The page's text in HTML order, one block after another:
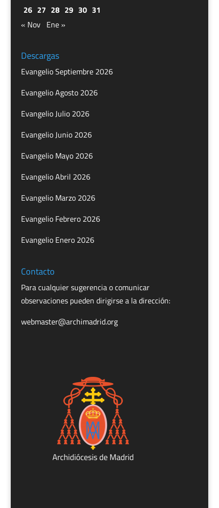
26 27 28 29 30 31
« Nov Ene »
Descargas
Evangelio Septiembre 2026
Evangelio Agosto 2026
Evangelio Julio 2026
Evangelio Junio 2026
Evangelio Mayo 2026
Evangelio Abril 2026
Evangelio Marzo 2026
Evangelio Febrero 2026
Evangelio Enero 2026
Contacto
Para cualquier sugerencia o comunicar
observaciones pueden dirigirse a la dirección:
webmaster@archimadrid.org